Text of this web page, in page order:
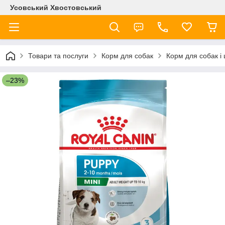
Усовський Хвостовський
Товари та послуги Корм для собак Корм для собак і
–23%